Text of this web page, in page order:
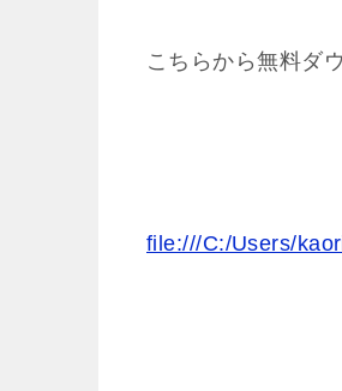
こちらから無料ダ
file:///C:/Users/